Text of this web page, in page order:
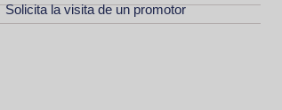
Solicita la visita de un promotor